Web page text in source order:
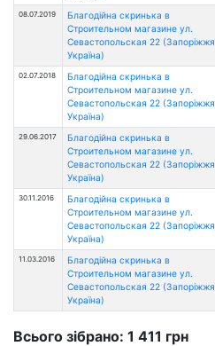
08.07.2019
Благодійна скринька в
Строительном магазине ул.
Севастопольская 22 (Запоріжжя,
Україна)
02.07.2018
Благодійна скринька в
Строительном магазине ул.
Севастопольская 22 (Запоріжжя,
Україна)
29.06.2017
Благодійна скринька в
Строительном магазине ул.
Севастопольская 22 (Запоріжжя,
Україна)
30.11.2016
Благодійна скринька в
Строительном магазине ул.
Севастопольская 22 (Запоріжжя,
Україна)
11.03.2016
Благодійна скринька в
Строительном магазине ул.
Севастопольская 22 (Запоріжжя,
Україна)
Всього зібрано: 1 411 грн